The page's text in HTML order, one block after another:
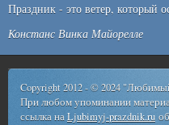
Праздник - это ветер, который
Констанс Винка Майорелле
Copyright 2012 - © 2024
При любом упоминании
ссылка наLjubimyj-prazdnik.ru